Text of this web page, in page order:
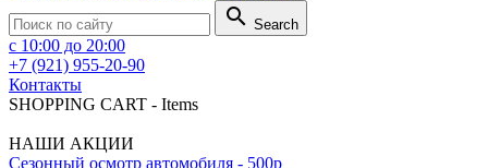
search Search
с 10:00 до 20:00
+7 (921) 955-20-90
Контакты
SHOPPING CART - Items
НАШИ АКЦИИ
Сезонный осмотр автомобиля - 500р